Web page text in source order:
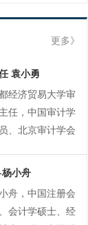
更多》
袁小勇
经济贸易大学审
任，中国审计学
、北京审计学会
（如中国石油、
小舟
舟，中国注册会
会计学硕士、经